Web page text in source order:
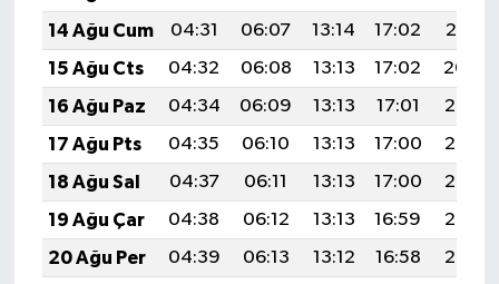
14 Ağu Cum
04:31 06:07 13:14 17:02
20:10
15 Ağu Cts
04:32 06:08 13:13 17:02
20:09
16 Ağu Paz
04:34 06:09 13:13 17:01
20:08
17 Ağu Pts
04:35 06:10 13:13 17:00
20:06
18 Ağu Sal
04:37 06:11 13:13 17:00
20:05
19 Ağu Çar
04:38 06:12 13:13 16:59
20:03
20 Ağu Per
04:39 06:13 13:12 16:58
20:02